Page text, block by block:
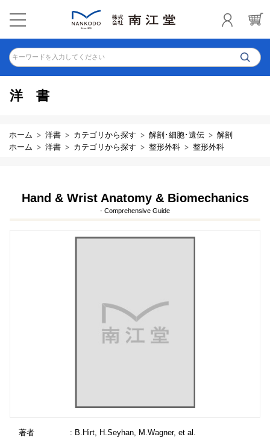
キーワードを入力してください
洋書
ホーム 洋書 カテゴリから探す 解剖･細胞･遺伝
解剖
ホーム
洋書 カテゴリから探す 整形外科 整形外科
Hand & Wrist Anatomy & Biomechanics
- Comprehensive Guide
著者
: B.Hirt, H.Seyhan, M.Wagner, et al.